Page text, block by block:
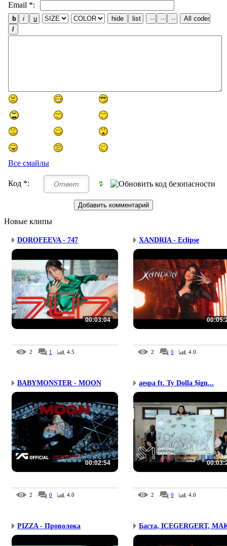
Email *:
Все смайлы
Код *:
Новые клипы
DOROFEEVA - 747
00:03:04
2 1 4.5
XANDRIA - Eclipse
2 0 4.0
BABYMONSTER - MOON
00:02:54
2 0 4.0
aespa ft. Ty Dolla $ign...
2 0 4.0
PIZZA - Проволока Баста, ICEGERGERT,